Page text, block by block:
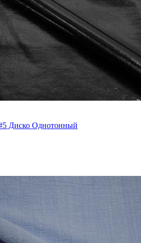
Диско Однотонный